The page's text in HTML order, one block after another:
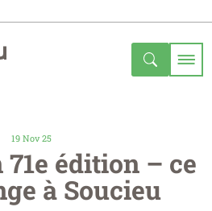
19 Nov 25
édition – ce
à Soucieu